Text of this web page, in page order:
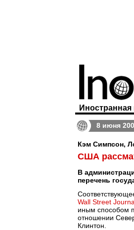
Иностранная
8 июня
Кэм Симпсон,
США
В
перечень
Wall Street
иным способом
отношении
Клинтон.